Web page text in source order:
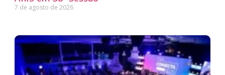
7 de agosto de 2026